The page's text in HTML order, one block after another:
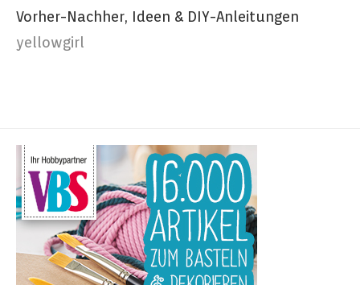
Vorher-Nachher, Ideen & DIY-Anleitungen
yellowgirl